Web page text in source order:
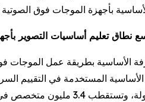
بأجهزة الموجات فوق
نطاق تعليم أساسيات التصوير